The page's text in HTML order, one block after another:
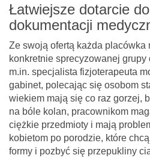
Łatwiejsze dotarcie
dokumentacji
Ze swoją ofertą każda placówka
konkretnie sprecyzowanej
m.in. specjalista fizjoterapeuta
gabinet, polecając się osobom
wiekiem mają się co raz gorzej,
na bóle kolan, pracownikom
ciężkie przedmioty i mają
kobietom po porodzie, które
formy i pozbyć się przepukliny